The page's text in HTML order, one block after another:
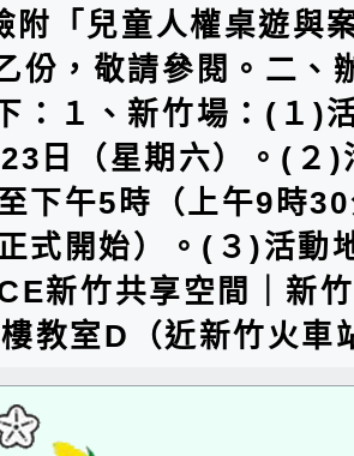
附「兒童人權桌遊與
份，敬請參閱。二、
：１、新竹場：(１)
日（星期六）。(２)
下午5時（上午9時
式開始）。(３)活動
新竹共享空間｜新
教室D（近新竹火車